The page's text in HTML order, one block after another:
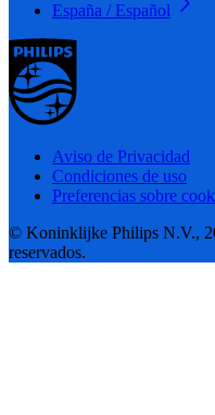
España / Español
Aviso de Privacidad
Condiciones de uso
Preferencias sobre
© Koninklijke Philips N.V.,
reservados.